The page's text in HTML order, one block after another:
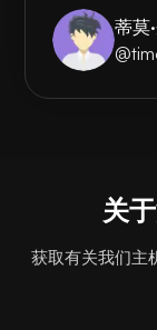
蒂莫
关
获取有关我们主